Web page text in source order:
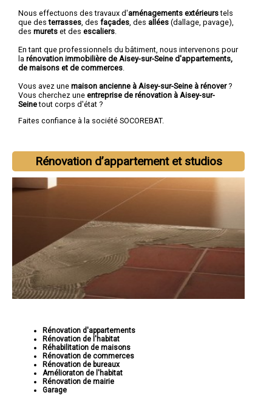
Nous effectuons des travaux d'aménagements extérieurstels
que desterrasses , des façades , des allées (dallage, pavage),
des murets et des escaliers
En tant que professionnels du bâtiment, nous intervenons pour
la rénovation immobilière de Aisey-sur-Seine d'appartements,
de maisons et de commerces
Vous avez une maison ancienne à Aisey-sur-Seine à rénover?
Vous cherchez une entreprise de rénovation à Aisey-sur-
Seinetout corps d'état ?
Faites confiance à la société SOCOREBAT.
Rénovation d’appartement et studios
Rénovation d'appartements
Rénovation de l'habitat
Réhabilitation de maisons
Rénovation de commerces
Rénovation de bureaux
Amélioraton de l'habitat
Rénovation de mairie
Garage